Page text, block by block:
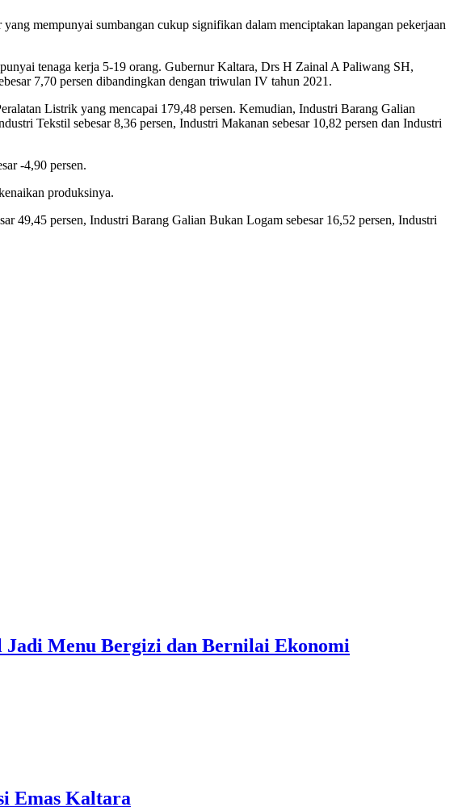
mempunyai sumbangan cukup signifikan dalam menciptakan lapangan pekerjaan
tenaga kerja 5-19 orang. Gubernur Kaltara, Drs H Zainal A Paliwang SH,
7,70 persen dibandingkan dengan triwulan IV tahun 2021.
Listrik yang mencapai 179,48 persen. Kemudian, Industri Barang Galian
Tekstil sebesar 8,36 persen, Industri Makanan sebesar 10,82 persen dan Industri
-4,90 persen.
produksinya.
49,45 persen, Industri Barang Galian Bukan Logam sebesar 16,52 persen, Industri
Menu Bergizi dan Bernilai Ekonomi
Emas Kaltara